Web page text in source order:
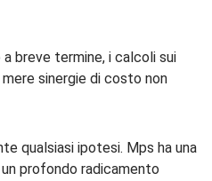
breve termine, i calcoli sui
sinergie di costo non
qualsiasi ipotesi. Mps ha una
profondo radicamento